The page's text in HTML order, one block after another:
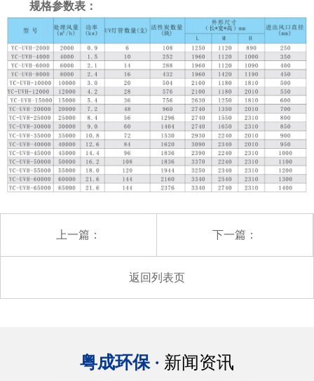
规格参数表：
上一篇： 下一篇：
返回列表页
粤成环保 · 新闻资讯